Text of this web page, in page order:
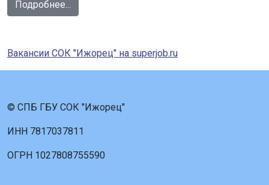
Подробнее...
Вакансии СОК "Ижорец" на superjob.ru
© СПБ ГБУ СОК "Ижорец"
ИНН 7817037811
ОГРН 1027808755590